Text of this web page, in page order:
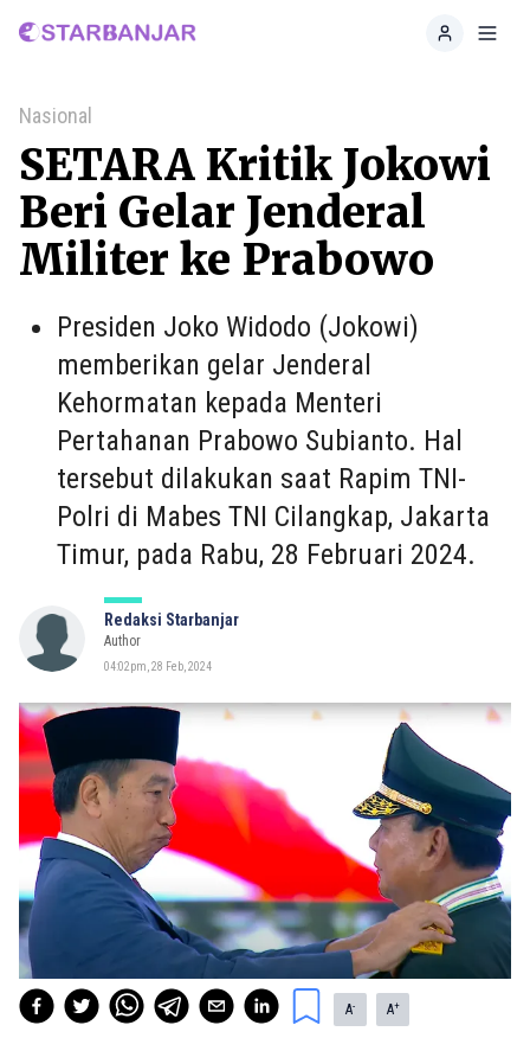
Home
Nasional
SETARA Kritik Jokowi
Beri Gelar Jenderal
Militer ke Prabowo
Presiden Joko Widodo (Jokowi)
memberikan gelar Jenderal
Kehormatan kepada Menteri
Pertahanan Prabowo Subianto. Hal
tersebut dilakukan saat Rapim TNI-
Polri di Mabes TNI Cilangkap, Jakarta
Timur, pada Rabu, 28 Februari 2024.
Redaksi Starbanjar
Author
04:02pm, 28 Feb, 2024
A- A+